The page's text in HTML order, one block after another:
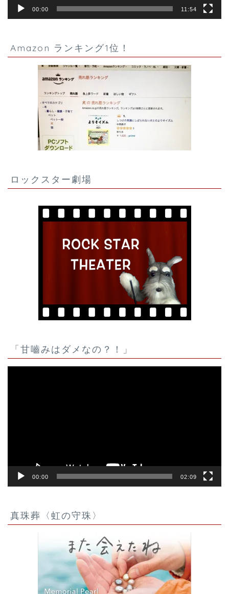
00:00 11:54
Amazon ランキング1位！
ロックスター劇場
「甘嚙みはダメなの？！」
00:00 02:09
真珠葬〈虹の守珠〉